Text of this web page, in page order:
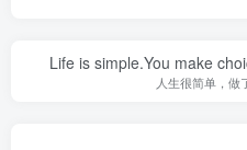
Life is simple.You make
人生很简单，做